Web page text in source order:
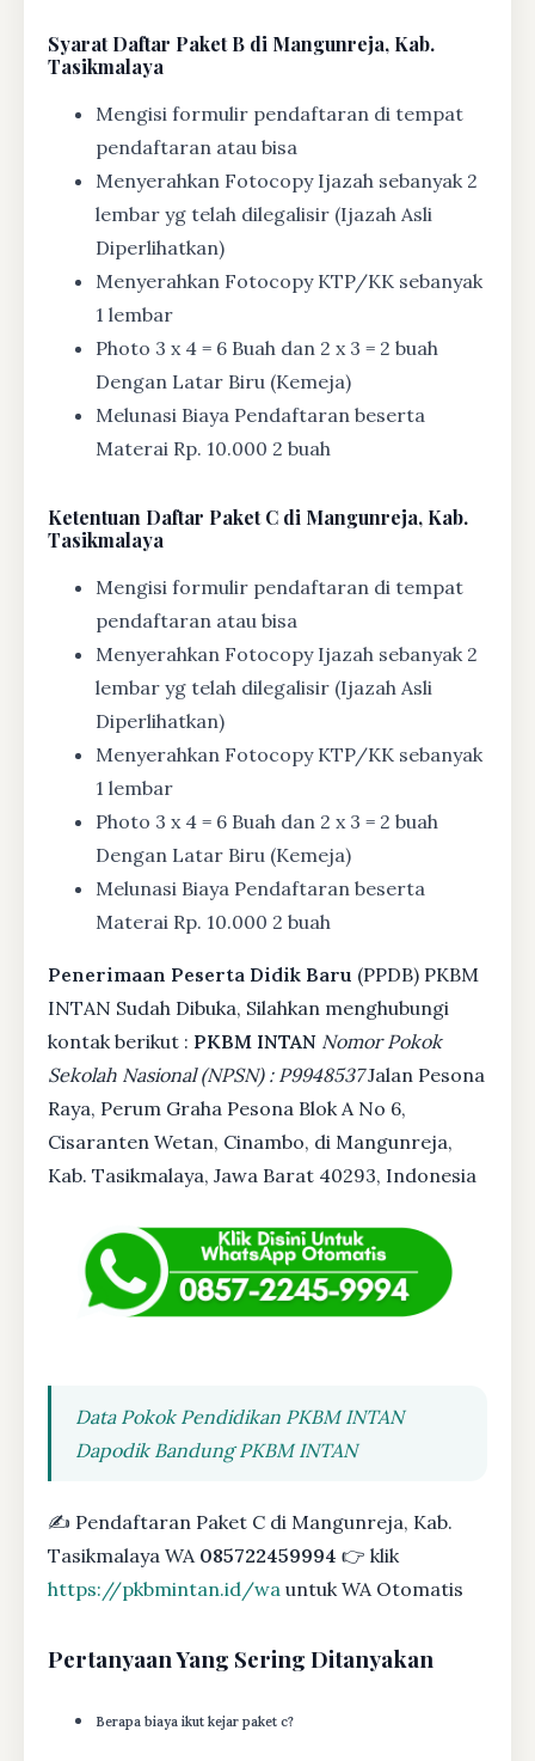
SyaratDaftar Paket B di Mangunreja, Kab.
Tasikmalaya
Mengisi formulir pendaftaran di tempat
pendaftaran atau bisa
Menyerahkan Fotocopy Ijazah sebanyak 2
lembar yg telah dilegalisir (Ijazah Asli
Diperlihatkan)
Menyerahkan Fotocopy KTP/KK sebanyak
1 lembar
Photo 3 x 4 = 6 Buah dan 2 x 3 = 2 buah
Dengan Latar Biru (Kemeja)
Melunasi Biaya Pendaftaran beserta
Materai Rp. 10.000 2 buah
Ketentuan Daftar Paket C di Mangunreja, Kab.
Tasikmalaya
Mengisi formulir pendaftaran di tempat
pendaftaran atau bisa
Menyerahkan Fotocopy Ijazah sebanyak 2
lembar yg telah dilegalisir (Ijazah Asli
Diperlihatkan)
Menyerahkan Fotocopy KTP/KK sebanyak
1 lembar
Photo 3 x 4 = 6 Buah dan 2 x 3 = 2 buah
Dengan Latar Biru (Kemeja)
Melunasi Biaya Pendaftaran beserta
Materai Rp. 10.000 2 buah
Penerimaan Peserta Didik Baru (PPDB) PKBM
INTAN Sudah Dibuka, Silahkan menghubungi
kontak berikut : PKBM INTAN Nomor Pokok
Sekolah Nasional (NPSN) : P9948537Jalan Pesona
Raya, Perum Graha Pesona Blok A No 6,
Cisaranten Wetan, Cinambo, di Mangunreja,
Kab. Tasikmalaya, Jawa Barat 40293, Indonesia
Data Pokok Pendidikan PKBM INTAN
Dapodik Bandung PKBM INTAN
✍ Pendaftaran Paket C di Mangunreja, Kab.
Tasikmalaya WA 085722459994 👉 klik
https://pkbmintan.id/wa untuk WA Otomatis
Pertanyaan Yang Sering Ditanyakan
Berapa biaya ikut kejar paket c?